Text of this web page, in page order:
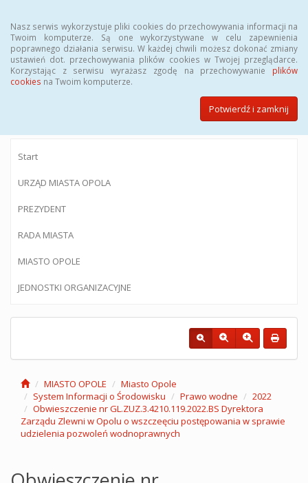
Nasz serwis wykorzystuje pliki cookies do przechowywania informacji na
Twoim komputerze. Są one wykorzystywane w celu zapewnienia
poprawnego działania serwisu. W każdej chwili możesz dokonać zmiany
ustawień dot. przechowywania plików cookies w Twojej przeglądarce.
Korzystając z serwisu wyrażasz zgodę na przechowywanie plików
cookies na Twoim komputerze.
Potwierdź i zamknij
BIULETYN INFORMACJI PUBLICZNEJ
Urzędu Miasta Opola
Start
URZĄD MIASTA OPOLA
PREZYDENT
RADA MIASTA
MIASTO OPOLE
JEDNOSTKI ORGANIZACYJNE
MIASTO OPOLE
Miasto Opole
System Informacji o Środowisku
Prawo wodne
2022
Obwieszczenie nr GL.ZUZ.3.4210.119.2022.BS Dyrektora
Zarządu Zlewni w Opolu o wszczeęciu postępowania w sprawie
udzielenia pozwoleń wodnoprawnych